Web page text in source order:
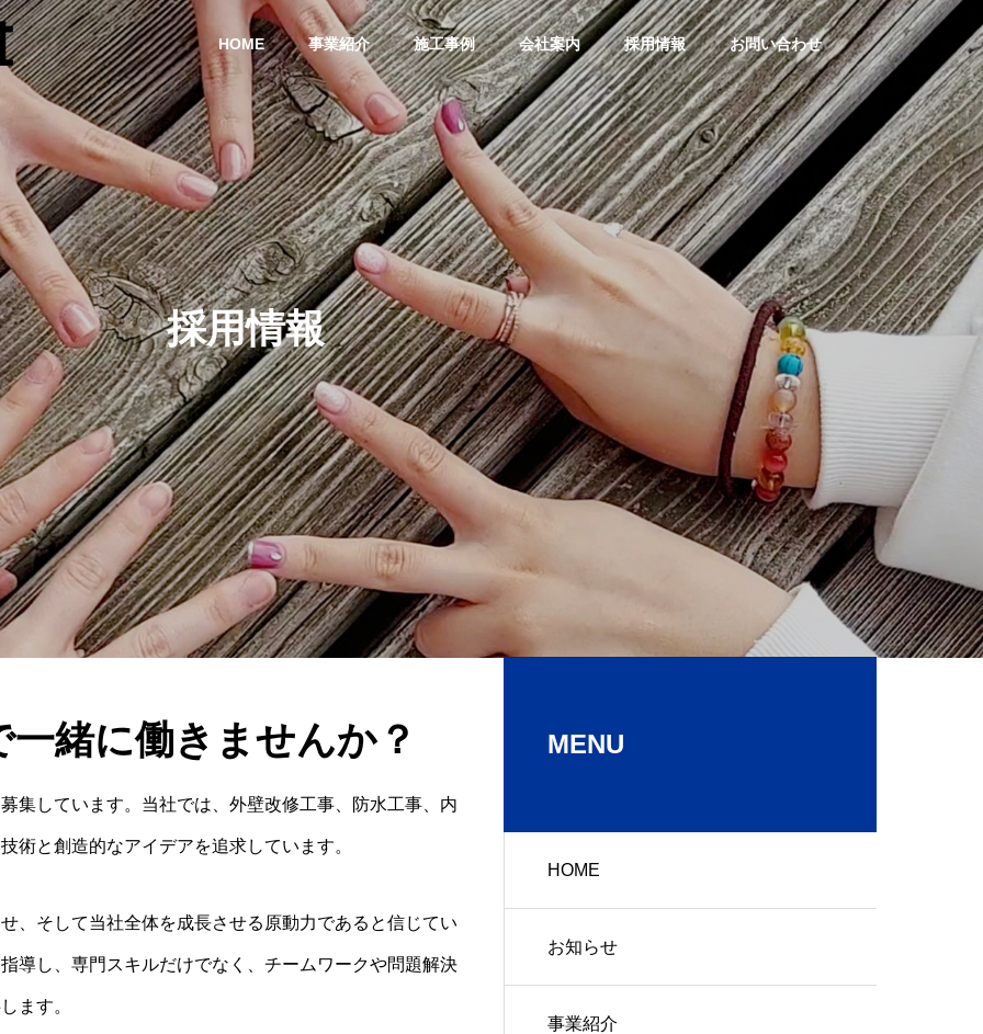
HOME 事業紹介 施工事例 会社案内 採用情報 お問い合わせ
防水改修
Waterproof refurbishment
内装改修
Interior renovation
会社概要
Company Profile
工事経歴
Construction history
採用情報
緒に働きませんか？
集しています。当社では、外壁改修工事、防水工事、内
術と創造的なアイデアを追求しています。
、そして当社全体を成長させる原動力であると信じてい
導し、専門スキルだけでなく、チームワークや問題解決
ます。
MENU
HOME
お知らせ
事業紹介